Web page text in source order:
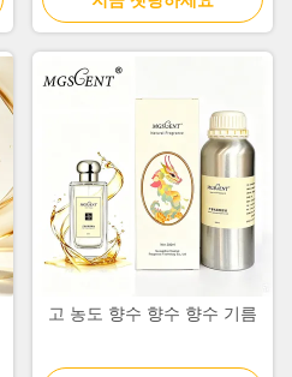
고 농도 향수 향수 향수 기름